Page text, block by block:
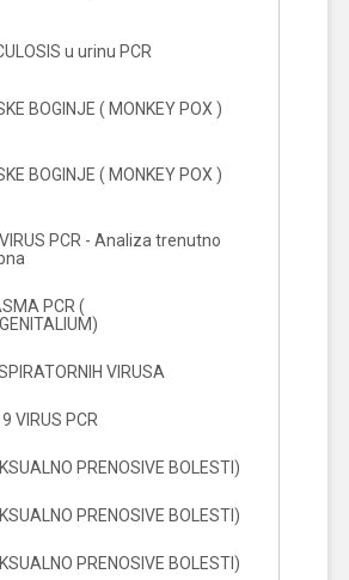
u urinu PCR
BOGINJE ( MONKEY POX )
BOGINJE ( MONKEY POX )
PCR - Analiza trenutno
PCR (
VIRUSA
VIRUS PCR
PRENOSIVE BOLESTI)
PRENOSIVE BOLESTI)
PRENOSIVE BOLESTI)